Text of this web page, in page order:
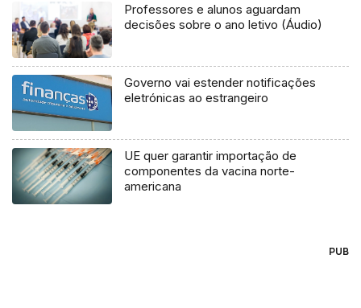
Professores e alunos aguardam
decisões sobre o ano letivo (Áudio)
Governo vai estender notificações
eletrónicas ao estrangeiro
UE quer garantir importação de
componentes da vacina norte-
americana
PUB